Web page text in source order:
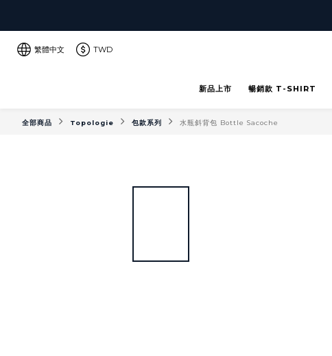
繁體中文 TWD
新品上市 暢銷款 T-SHIRT
全部商品 Topologie 包款系列 水瓶斜背包 Bottle Sacoche